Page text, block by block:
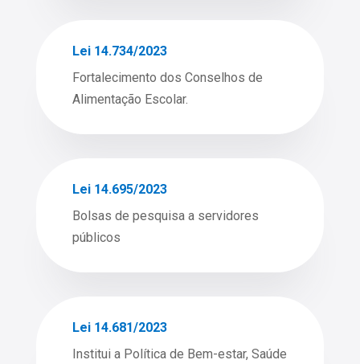
Lei 14.734/2023
Fortalecimento dos Conselhos de
Alimentação Escolar.
Lei 14.695/2023
Bolsas de pesquisa a servidores
públicos
Lei 14.681/2023
Institui a Política de Bem-estar, Saúde